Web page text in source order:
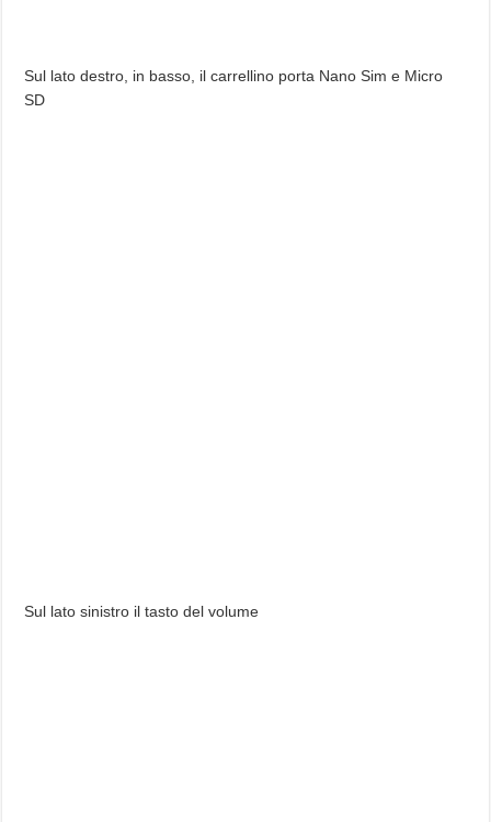
Sul lato destro, in basso, il carrellino porta Nano Sim e Micro
SD
Sul lato sinistro il tasto del volume